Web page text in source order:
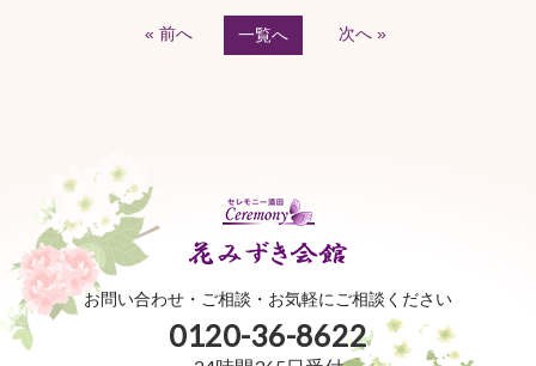
« 前へ 一覧へ 次へ »
お問い合わせ・ご相談・お気軽にご相談ください
0120-36-8622